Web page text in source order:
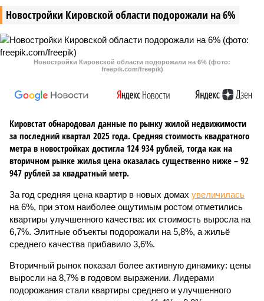
Новостройки Кировской области подорожали на 6%
Новостройки Кировской области подорожали на 6% (фото:
freepik.com/freepik)
Кировстат обнародовал данные по рынку жилой недвижимости
за последний квартал 2025 года. Средняя стоимость квадратного
метра в новостройках достигла 124 934 рублей, тогда как на
вторичном рынке жилья цена оказалась существенно ниже – 92
947 рублей за квадратный метр.
За год средняя цена квартир в новых домах увеличилась
на 6%, при этом наиболее ощутимым ростом отметились
квартиры улучшенного качества: их стоимость выросла на
6,7%. Элитные объекты подорожали на 5,8%, а жильё
среднего качества прибавило 3,6%.
Вторичный рынок показал более активную динамику: цены
выросли на 8,7% в годовом выражении. Лидерами
подорожания стали квартиры среднего и улучшенного